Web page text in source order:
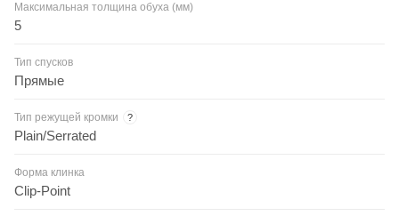
Максимальная толщина обуха (мм)
5
Тип спусков
Прямые
Тип режущей кромки ?
Plain/Serrated
Форма клинка
Clip-Point